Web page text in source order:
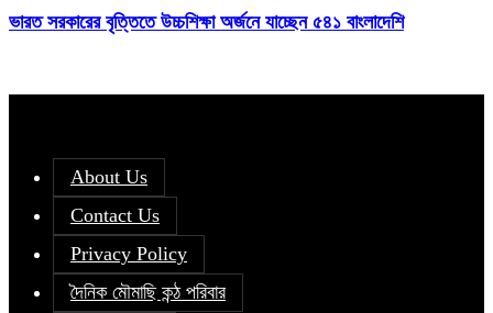
ভারত সরকারের বৃত্তিতে উচ্চশিক্ষা অর্জনে যাচ্ছেন ৫৪১ বাংলাদেশি
About Us
Contact Us
Privacy Policy
দৈনিক মৌমাছি কন্ঠ পরিবার